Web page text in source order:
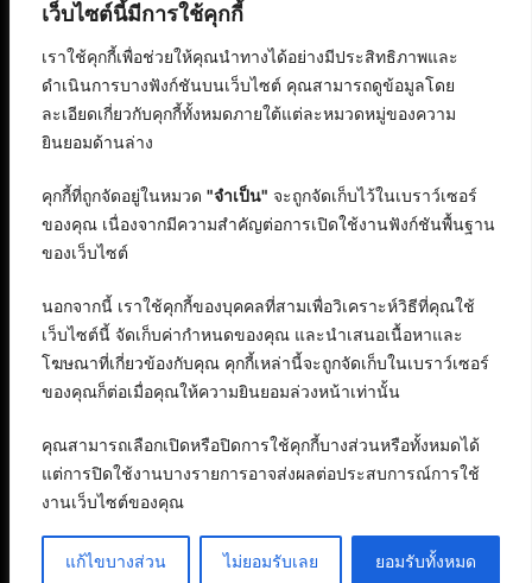
เว็บไซต์นี้มีการใช้คุกกี้
เราใช้คุกกี้เพื่อช่วยให้คุณนำทางได้อย่างมีประสิทธิภาพและ
ดำเนินการบางฟังก์ชันบนเว็บไซต์ คุณสามารถดูข้อมูลโดย
ละเอียดเกี่ยวกับคุกกี้ทั้งหมดภายใต้แต่ละหมวดหมู่ของความ
ยินยอมด้านล่าง
คุกกี้ที่ถูกจัดอยู่ในหมวด "จำเป็น" จะถูกจัดเก็บไว้ในเบราว์เซอร์
ของคุณ เนื่องจากมีความสำคัญต่อการเปิดใช้งานฟังก์ชันพื้นฐาน
ของเว็บไซต์
นอกจากนี้ เราใช้คุกกี้ของบุคคลที่สามเพื่อวิเคราะห์วิธีที่คุณใช้
เว็บไซต์นี้ จัดเก็บค่ากำหนดของคุณ และนำเสนอเนื้อหาและ
โฆษณาที่เกี่ยวข้องกับคุณ คุกกี้เหล่านี้จะถูกจัดเก็บในเบราว์เซอร์
ของคุณก็ต่อเมื่อคุณให้ความยินยอมล่วงหน้าเท่านั้น
คุณสามารถเลือกเปิดหรือปิดการใช้คุกกี้บางส่วนหรือทั้งหมดได้
แต่การปิดใช้งานบางรายการอาจส่งผลต่อประสบการณ์การใช้
งานเว็บไซต์ของคุณ
แก้ไขบางส่วน ไม่ยอมรับเลย ยอมรับทั้งหมด
สงวนลิขสิทธิ์ © 2568 : บริษัท อิทธิภัทร เอเจนซี่ จำกัด
ติดต่อลงบทความ